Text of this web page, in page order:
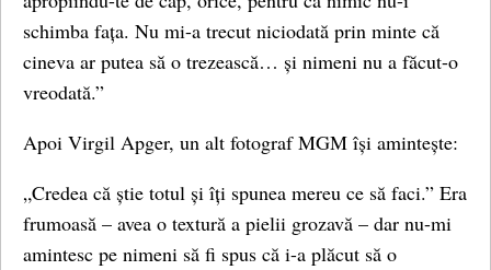
schimba fața. Nu mi-a trecut niciodată prin minte că
cineva ar putea să o trezească… și nimeni nu a făcut-o
vreodată.”
Apoi Virgil Apger, un alt fotograf MGM își amintește:
„Credea că știe totul și îți spunea mereu ce să faci.” Era
frumoasă – avea o textură a pielii grozavă – dar nu-mi
amintesc pe nimeni să fi spus că i-a plăcut să o